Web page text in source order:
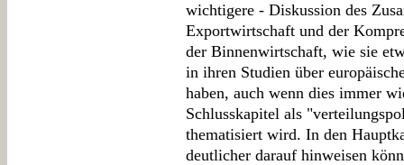
wichtigere - Diskussion des
Exportwirtschaft und der
der Binnenwirtschaft, wie sie
in ihren Studien über
haben, auch wenn dies immer
Schlusskapitel als
thematisiert wird. In den
deutlicher darauf hinweisen